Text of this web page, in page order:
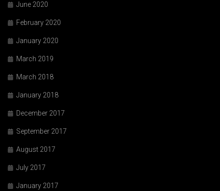
June 2020
February 2020
January 2020
March 2019
March 2018
January 2018
December 2017
September 2017
August 2017
July 2017
January 2017